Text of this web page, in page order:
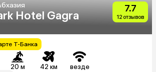
Hotel Gagra
7.7
12 отзывов
Т-Банка
20 м 42 км везде